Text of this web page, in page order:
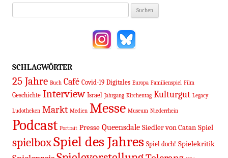
SCHLAGWÖRTER
25 Jahre Buch Café Covid-19 Digitales Europa Familienspiel Film
Geschichte Interview Israel Jahrgang Kirchentag Kulturgut Legacy
Ludotheken Markt Medien Messe Museum Niederrhein
Podcast Portrait Presse Queensdale Siedler von Catan Spiel
spielboxSpiel des Jahres Spiel doch! Spielekritik